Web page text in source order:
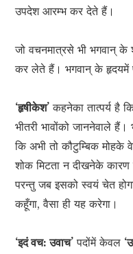
उपदेश आरम्भ कर देते हैं।
जो वचनमात्रसे भी भगवान् के
कर लेते हैं। भगवान् के हृदयमें
‘हृषीकेश’ कहनेका तात्पर्य है
भीतरी भावोंको जाननेवाले
कि अभी तो कौटुम्बिक
शोक मिटता न दीखनेके कारण
परन्तु जब इसको स्वयं चेत
कहूँगा, वैसा ही यह करेगा।
‘इदं वच: उवाच’ पदोंमें केवल